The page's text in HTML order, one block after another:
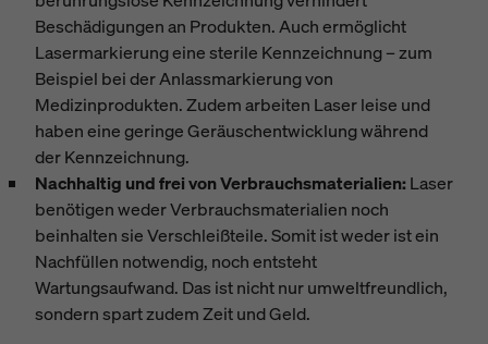
Beschädigungen an Produkten. Auch ermöglicht
Lasermarkierung eine sterile Kennzeichnung – zum
Beispiel bei der Anlassmarkierung von
Medizinprodukten. Zudem arbeiten Laser leise und
haben eine geringe Geräuschentwicklung während
der Kennzeichnung.
Nachhaltig und frei von Verbrauchsmaterialien: Laser
benötigen weder Verbrauchsmaterialien noch
beinhalten sie Verschleißteile. Somit ist weder ist ein
Nachfüllen notwendig, noch entsteht
Wartungsaufwand. Das ist nicht nur umweltfreundlich,
sondern spart zudem Zeit und Geld.